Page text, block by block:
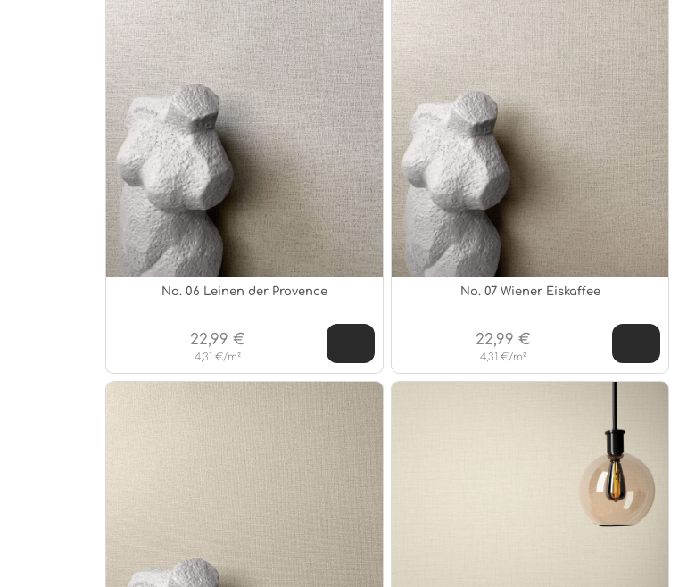
No. 06 Leinen der Provence
4,31 €/m²
22,99 €
No. 07 Wiener Eiskaffee
4,31 €/m²
22,99 €